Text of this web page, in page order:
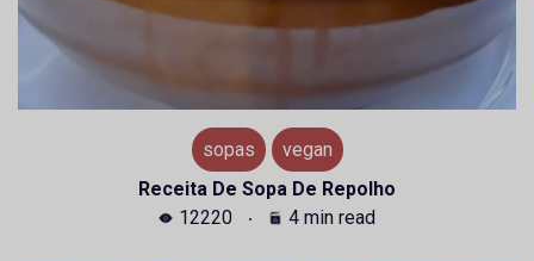
sopas
vegan
Receita De Sopa De Repolho
12220
4 min read